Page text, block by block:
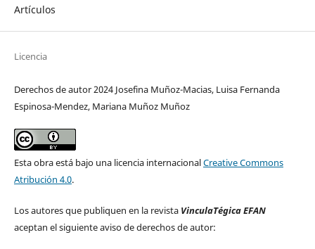
Artículos
Licencia
Derechos de autor 2024 Josefina Muñoz-Macias, Luisa Fernanda
Espinosa-Mendez, Mariana Muñoz Muñoz
Esta obra está bajo una licencia internacionalCreative Commons
Atribución 4.0.
Los autores que publiquen en la revista VinculaTégica EFAN
aceptan el siguiente aviso de derechos de autor: